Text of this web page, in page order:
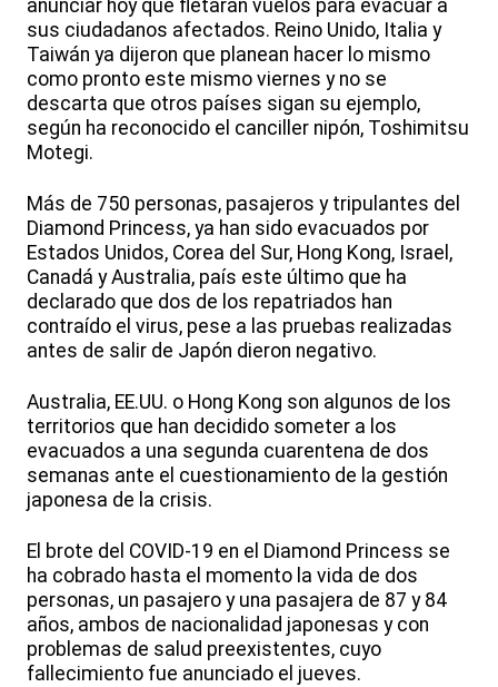
anunciar hoy que fletarán vuelos para evacuar a
sus ciudadanos afectados. Reino Unido, Italia y
Taiwán ya dijeron que planean hacer lo mismo
como pronto este mismo viernes y no se
descarta que otros países sigan su ejemplo,
según ha reconocido el canciller nipón, Toshimitsu
Motegi.
Más de 750 personas, pasajeros y tripulantes del
Diamond Princess, ya han sido evacuados por
Estados Unidos, Corea del Sur, Hong Kong, Israel,
Canadá y Australia, país este último que ha
declarado que dos de los repatriados han
contraído el virus, pese a las pruebas realizadas
antes de salir de Japón dieron negativo.
Australia, EE.UU. o Hong Kong son algunos de los
territorios que han decidido someter a los
evacuados a una segunda cuarentena de dos
semanas ante el cuestionamiento de la gestión
japonesa de la crisis.
El brote del COVID-19 en el Diamond Princess se
ha cobrado hasta el momento la vida de dos
personas, un pasajero y una pasajera de 87 y 84
años, ambos de nacionalidad japonesas y con
problemas de salud preexistentes, cuyo
fallecimiento fue anunciado el jueves.